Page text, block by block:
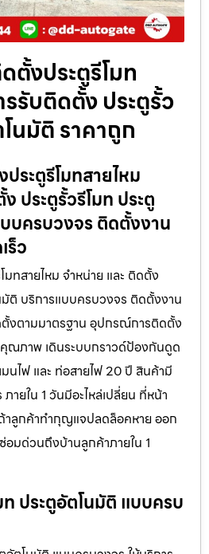
ตั้งประตูรีโมท
รับติดตั้ง ประตูรั้ว
นมัติ ราคาถูก
ระตูรีโมทสายไหม
ประตูรั้วรีโมท ประตู
บครบวงจร ติดตั้งงาน
ร็ว
ทสายไหม จำหน่าย และ ติดตั้ง
มัติ บริการแบบครบวงจร ติดตั้งงาน
งตามมาตรฐาน อุปกรณ์การติดตั้ง
คุณภาพ เดินระบบกราวด์ป้องกันดูด
นไฟ และ ท่อสายไฟ 20 ปี สินค้ามี
ายใน 1 วันมีอะไหล่เปลี่ยน ที่หน้า
าลูกค้าทำกุญแจปลดล็อคหาย ออก
อมด่วนถึงบ้านลูกค้าภายใน 1
ประตูอัตโนมัติ แบบครบ